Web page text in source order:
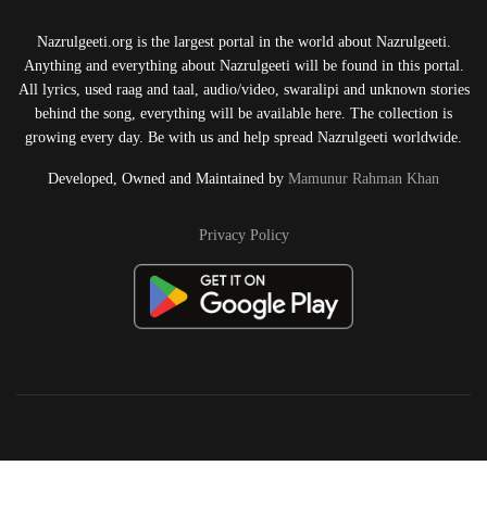
Nazrulgeeti.org is the largest portal in the world about Nazrulgeeti.
Anything and everything about Nazrulgeeti will be found in this portal.
All lyrics, used raag and taal, audio/video, swaralipi and unknown stories
behind the song, everything will be available here. The collection is
growing every day. Be with us and help spread Nazrulgeeti worldwide.
Developed, Owned and Maintained by Mamunur Rahman Khan
Privacy Policy